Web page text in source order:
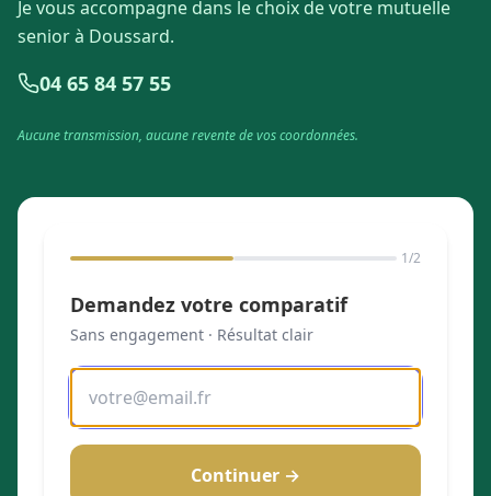
Je vous accompagne dans le choix de votre mutuelle
senior à Doussard.
04 65 84 57 55
Aucune transmission, aucune revente de vos coordonnées.
1/2
Demandez votre comparatif
Sans engagement · Résultat clair
Continuer →